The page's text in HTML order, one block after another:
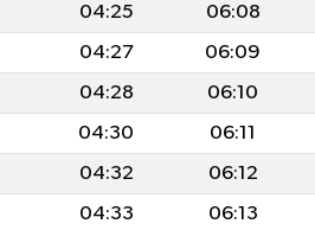
04:25 06:08
04:27 06:09
04:28 06:10
04:30 06:11
04:32 06:12
04:33 06:13